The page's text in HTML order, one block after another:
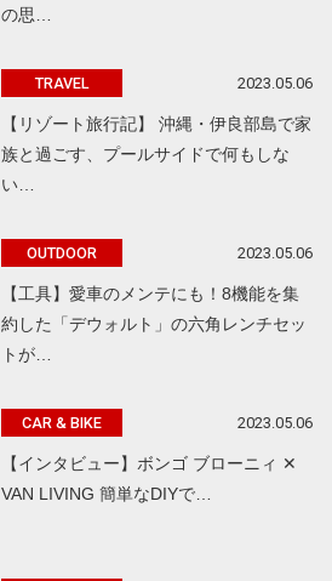
の思…
TRAVEL 2023.05.06
【リゾート旅行記】 沖縄・伊良部島で家
族と過ごす、プールサイドで何もしな
い…
OUTDOOR 2023.05.06
【工具】愛車のメンテにも！8機能を集
約した「デウォルト」の六角レンチセッ
トが…
CAR & BIKE 2023.05.06
【インタビュー】ボンゴ ブローニィ ✕
VAN LIVING 簡単なDIYで…